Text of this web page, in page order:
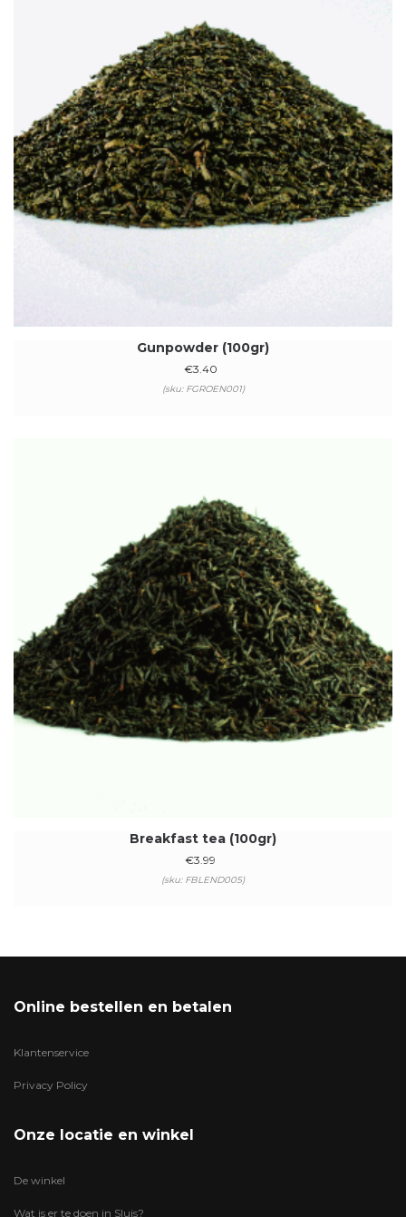
Gunpowder (100gr)
€3.40
(sku: FGROEN001)
Breakfast tea (100gr)
€3.99
(sku: FBLEND005)
Online bestellen en betalen
Klantenservice
Privacy Policy
Onze locatie en winkel
De winkel
Wat is er te doen in Sluis?